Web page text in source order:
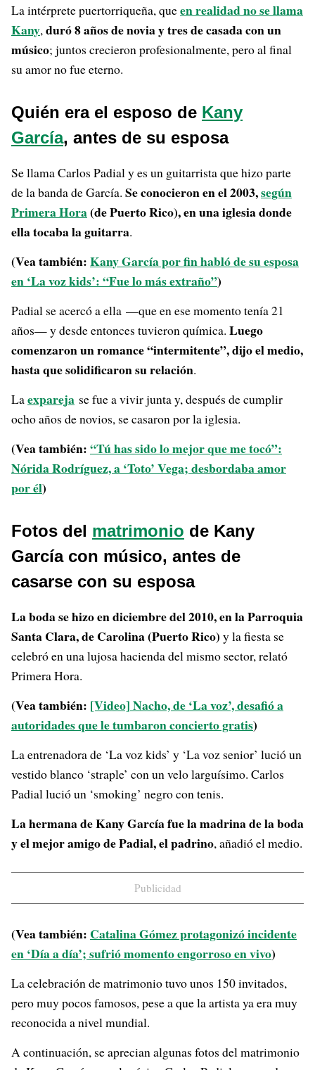
La intérprete puertorriqueña, queen realidad no se llama
Kany,duró 8 años de novia y tres de casada con un
músico; juntos crecieron profesionalmente, pero al final
su amor no fue eterno.
Quién era el esposo de Kany
García, antes de su esposa
Se llama Carlos Padial y es un guitarrista que hizo parte
de la banda de García. Se conocieron en el 2003,según
Primera Hora(de Puerto Rico), en una iglesia donde
ella tocaba la guitarra.
(Vea también:Kany García por fin habló de su esposa
en ‘La voz kids’: “Fue lo más extraño”)
Padial se acercó a ella —que en ese momento tenía 21
años— y desde entonces tuvieron química. Luego
comenzaron un romance “intermitente”, dijo el medio,
hasta que solidificaron su relación.
Laexpareja se fue a vivir junta y, después de cumplir
ocho años de novios, se casaron por la iglesia.
(Vea también:“Tú has sido lo mejor que me tocó”:
Nórida Rodríguez, a ‘Toto’ Vega; desbordaba amor
por él)
Fotos del matrimonio de Kany
García con músico, antes de
casarse con su esposa
La boda se hizo en diciembre del 2010, en la Parroquia
Santa Clara, de Carolina (Puerto Rico) y la fiesta se
celebró en una lujosa hacienda del mismo sector, relató
Primera Hora.
(Vea también: [Video] Nacho, de ‘La voz’, desafió a
autoridades que le tumbaron concierto gratis)
La entrenadora de ‘La voz kids’ y ‘La voz senior’ lució un
vestido blanco ‘straple’ con un velo larguísimo. Carlos
Padial lució un ‘smoking’ negro con tenis.
La hermana de Kany García fue la madrina de la boda
y el mejor amigo de Padial, el padrino, añadió el medio.
Publicidad
(Vea también: Catalina Gómez protagonizó incidente
en ‘Día a día’; sufrió momento engorroso en vivo)
La celebración de matrimonio tuvo unos 150 invitados,
pero muy pocos famosos, pese a que la artista ya era muy
reconocida a nivel mundial.
A continuación, se aprecian algunas fotos del matrimonio